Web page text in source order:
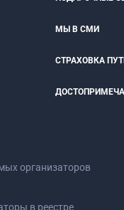
МЫ В СМИ
СТРАХОВКА
организаторов
в реестре